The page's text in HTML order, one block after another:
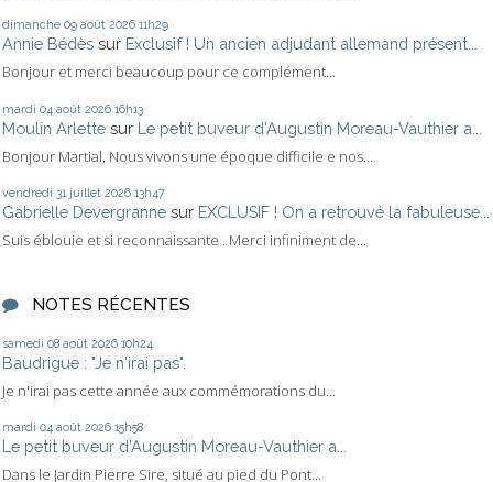
dimanche 09 août 2026 11h29
Annie Bédès sur Exclusif ! Un ancien adjudant allemand présent...
Bonjour et merci beaucoup pour ce complément...
mardi 04 août 2026 16h13
Moulin Arlette sur Le petit buveur d'Augustin Moreau-Vauthier a...
Bonjour Martial, Nous vivons une époque difficile e nos...
vendredi 31 juillet 2026 13h47
Gabrielle Devergranne sur EXCLUSIF ! On a retrouvé la fabuleuse...
Suis éblouie et si reconnaissante . Merci infiniment de...
NOTES RÉCENTES
samedi 08 août 2026 10h24
Baudrigue : "Je n'irai pas".
Je n'irai pas cette année aux commémorations du...
mardi 04 août 2026 15h58
Le petit buveur d'Augustin Moreau-Vauthier a...
Dans le Jardin Pierre Sire, situé au pied du Pont...